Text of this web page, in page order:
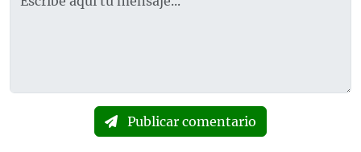
Publicar comentario